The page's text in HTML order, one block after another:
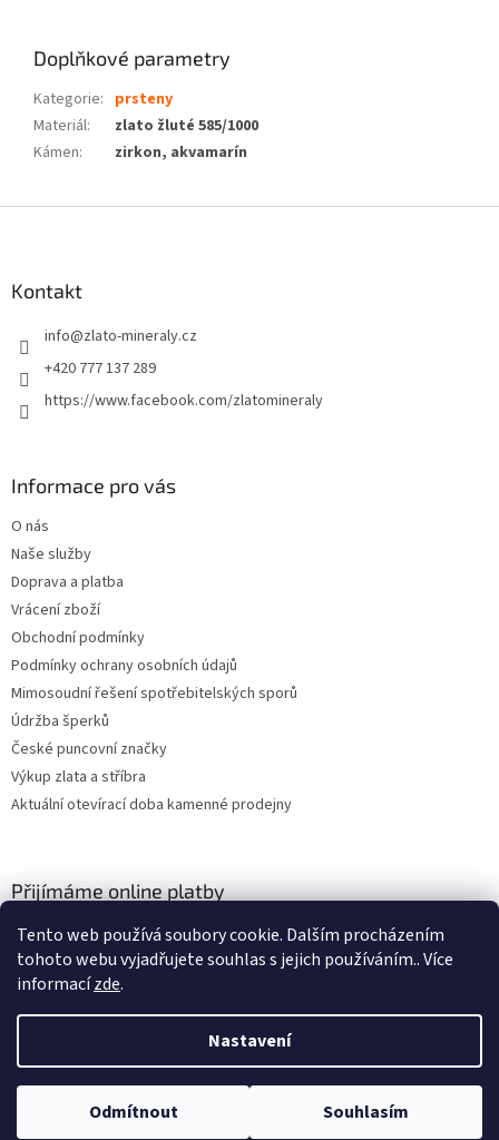
Tento web používá soubory cookie. Dalším procházením
tohoto webu vyjadřujete souhlas s jejich používáním.. Více
informacízde.
Nastavení
Odmítnout Souhlasím
Doplňkové parametry
Kategorie: prsteny
Materiál:
zlato žluté 585/1000
Kámen: zirkon, akvamarín
Kontakt
info@zlato-mineraly.cz
+420 777 137 289
https://www.facebook.com/zlatomineraly
Informace pro vás
O nás
Naše služby
Doprava a platba
Vrácení zboží
Obchodní podmínky
Podmínky ochrany osobních údajů
Mimosoudní řešení spotřebitelských sporů
Údržba šperků
České puncovní značky
Výkup zlata a stříbra
Aktuální otevírací doba kamenné prodejny
Přijímáme online platby
Vytvořil Shoptet
Copyright 2026ZLATO-MINERÁLY . Všechna práva vyhrazena.